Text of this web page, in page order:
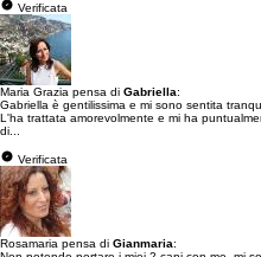
Verificata
Maria Grazia pensa di Gabriella:
Gabriella è gentilissima e mi sono sentita
L'ha trattata amorevolmente e mi ha
di...
Verificata
Rosamaria pensa di Gianmaria: